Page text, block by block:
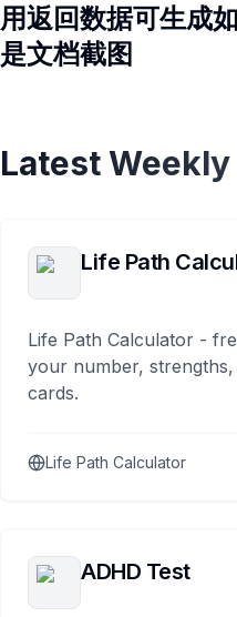
用返回数据可生成
是文档截图
Latest
Life Path
Life Path Calculator -
your number,
cards.
Life Path Calculator
ADHD Test